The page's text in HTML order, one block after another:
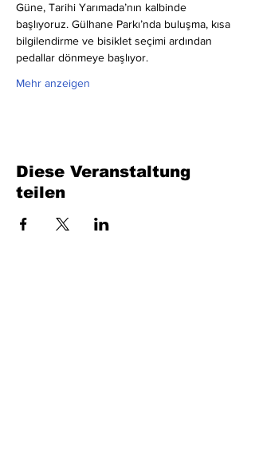
Güne, Tarihi Yarımada’nın kalbinde
başlıyoruz. Gülhane Parkı’nda buluşma, kısa
bilgilendirme ve bisiklet seçimi ardından
pedallar dönmeye başlıyor.
Mehr anzeigen
Diese Veranstaltung
teilen